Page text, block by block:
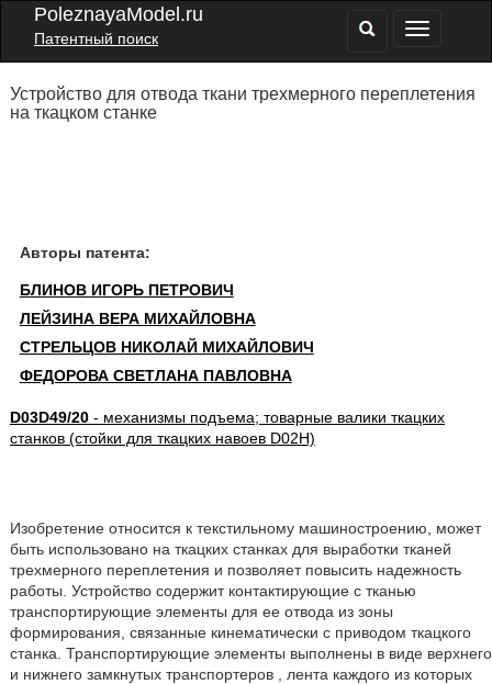
PoleznayaModel.ru
Патентный поиск
Устройство для отвода ткани трехмерного переплетения
на ткацком станке
Авторы патента:
БЛИНОВ ИГОРЬ ПЕТРОВИЧ
ЛЕЙЗИНА ВЕРА МИХАЙЛОВНА
СТРЕЛЬЦОВ НИКОЛАЙ МИХАЙЛОВИЧ
ФЕДОРОВА СВЕТЛАНА ПАВЛОВНА
D03D49/20- механизмы подъема; товарные валики ткацких
станков (стойки для ткацких навоев D02H)
Изобретение относится к текстильному машиностроению, может
быть использовано на ткацких станках для выработки тканей
трехмерного переплетения и позволяет повысить надежность
работы. Устройство содержит контактирующие с тканью
транспортирующие элементы для ее отвода из зоны
формирования, связанные кинематически с приводом ткацкого
станка. Транспортирующие элементы выполнены в виде верхнего
и нижнего замкнутых транспортеров , лента каждого из которых